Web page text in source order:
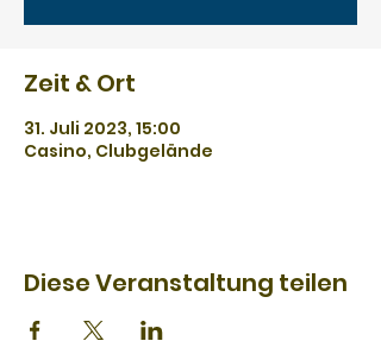
Zeit & Ort
31. Juli 2023, 15:00
Casino, Clubgelände
Diese Veranstaltung teilen